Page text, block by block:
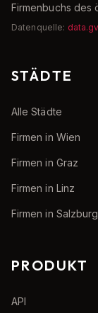
Firmenbuchs des
Datenquelle:
STÄDTE
Alle Städte
Firmen in Wien
Firmen in Graz
Firmen in Linz
Firmen in Salzburg
PRODUKT
API